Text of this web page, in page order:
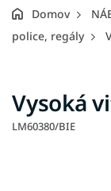
Domov
police, regály
Vysoká
LM60380/BIE